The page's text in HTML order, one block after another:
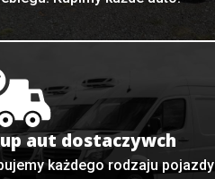
aut dostaczywch
każdego rodzaju pojazdy